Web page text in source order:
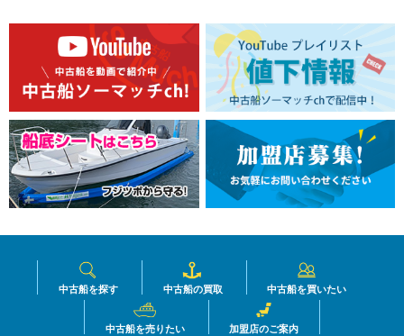
中古船を探す 中古船の買取 中古船を買いたい
中古船を売りたい 加盟店のご案内